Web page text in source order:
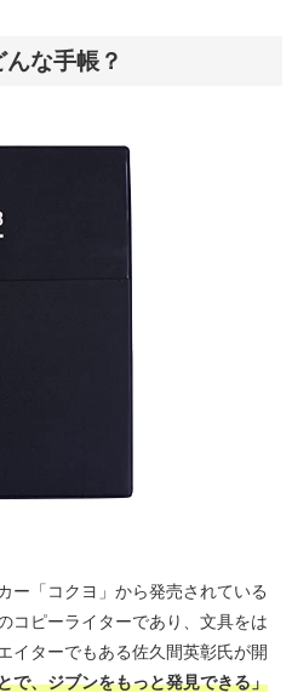
んな手帳？
ー「コクヨ」から発売されている
コピーライターであり、文具をは
イターでもある佐久間英彰氏が開
で、ジブンをもっと発見できる」